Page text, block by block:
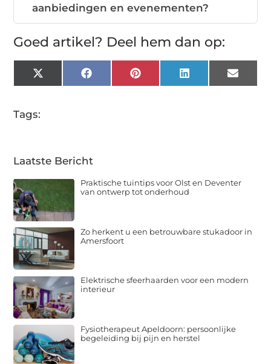
aanbiedingen en evenementen?
Goed artikel? Deel hem dan op:
X
(Twitter)
FacebookPinterestLinkedInEmail
Tags:
Laatste Bericht
Praktische tuintips voor Olst en Deventer
van ontwerp tot onderhoud
Zo herkent u een betrouwbare stukadoor in
Amersfoort
Elektrische sfeerhaarden voor een modern
interieur
Fysiotherapeut Apeldoorn: persoonlijke
begeleiding bij pijn en herstel